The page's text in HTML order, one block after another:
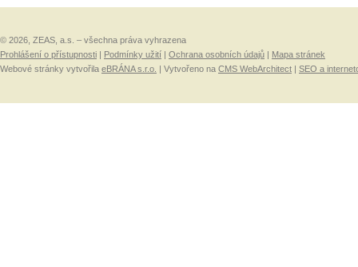
© 2026, ZEAS, a.s. – všechna práva vyhrazena
Prohlášení o přístupnosti
Podmínky užití Ochrana osobních údajů
Mapa stránek
Webové stránky vytvořila eBRÁNA s.r.o. | Vytvořeno na CMS WebArchitect SEO a